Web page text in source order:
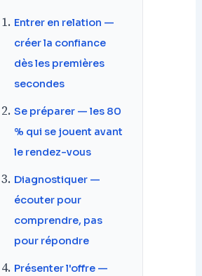
Entrer en relation —
créer la confiance
dès les premières
secondes
Se préparer — les 80
% qui se jouent avant
le rendez-vous
Diagnostiquer —
écouter pour
comprendre, pas
pour répondre
Présenter l'offre —